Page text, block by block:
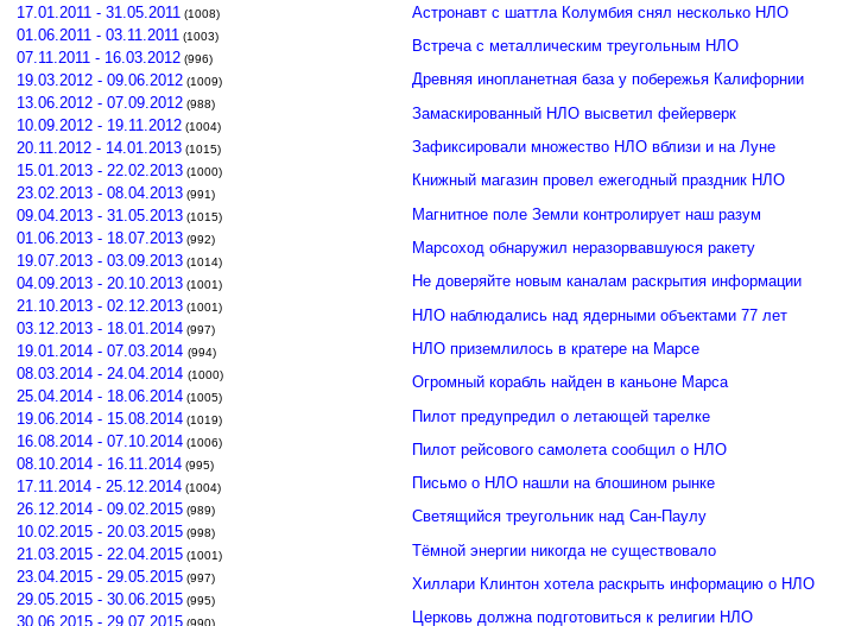
17.01.2011 - 31.05.2011 (1008)
01.06.2011 - 03.11.2011 (1003)
07.11.2011 - 16.03.2012 (996)
19.03.2012 - 09.06.2012 (1009)
13.06.2012 - 07.09.2012 (988)
10.09.2012 - 19.11.2012 (1004)
20.11.2012 - 14.01.2013 (1015)
15.01.2013 - 22.02.2013 (1000)
23.02.2013 - 08.04.2013 (991)
09.04.2013 - 31.05.2013 (1015)
01.06.2013 - 18.07.2013 (992)
19.07.2013 - 03.09.2013 (1014)
04.09.2013 - 20.10.2013 (1001)
21.10.2013 - 02.12.2013 (1001)
03.12.2013 - 18.01.2014 (997)
19.01.2014 - 07.03.2014 (994)
08.03.2014 - 24.04.2014 (1000)
25.04.2014 - 18.06.2014 (1005)
19.06.2014 - 15.08.2014 (1019)
16.08.2014 - 07.10.2014 (1006)
08.10.2014 - 16.11.2014 (995)
17.11.2014 - 25.12.2014 (1004)
26.12.2014 - 09.02.2015 (989)
10.02.2015 - 20.03.2015 (998)
21.03.2015 - 22.04.2015 (1001)
23.04.2015 - 29.05.2015 (997)
29.05.2015 - 30.06.2015 (995)
30.06.2015 - 29.07.2015 (990)
Астронавт с шаттла Колумбия снял несколько НЛО
Встреча с металлическим треугольным НЛО
Древняя инопланетная база у побережья Калифорнии
Замаскированный НЛО высветил фейерверк
Зафиксировали множество НЛО вблизи и на Луне
Книжный магазин провел ежегодный праздник НЛО
Магнитное поле Земли контролирует наш разум
Марсоход обнаружил неразорвавшуюся ракету
Не доверяйте новым каналам раскрытия информации
НЛО наблюдались над ядерными объектами 77 лет
НЛО приземлилось в кратере на Марсе
Огромный корабль найден в каньоне Марса
Пилот предупредил о летающей тарелке
Пилот рейсового самолета сообщил о НЛО
Письмо о НЛО нашли на блошином рынке
Светящийся треугольник над Сан-Паулу
Тёмной энергии никогда не существовало
Хиллари Клинтон хотела раскрыть информацию о НЛО
Церковь должна подготовиться к религии НЛО